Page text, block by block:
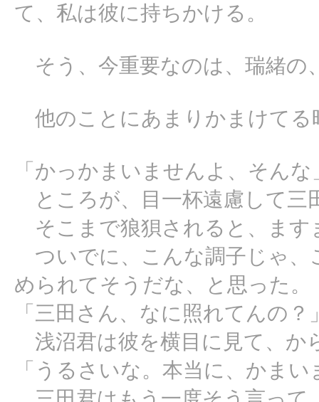
て、私は彼に持ちかける。
そう、今重要なのは、瑞緒の
他のことにあまりかまけてる
「かっかまいませんよ、そんな
ところが、目一杯遠慮して三
そこまで狼狽されると、ます
ついでに、こんな調子じゃ、
められてそうだな、と思った。
「三田さん、なに照れてんの？
浅沼君は彼を横目に見て、か
「うるさいな。本当に、かま